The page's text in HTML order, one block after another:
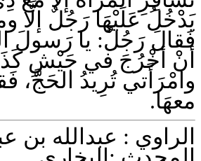
يَدْخُلُ عَلَيْهَا رَجُلٌ إلَّا
فَقالَ رَجُلٌ: يا رَسولَ
أنْ أخْرُجَ في جَيْشِ كَذَا
وامْرَأَتي تُرِيدُ الحَجَّ،
معهَا.
الراوي : عبدالله بن